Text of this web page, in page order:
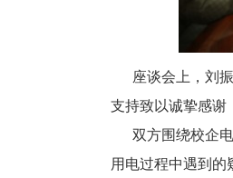
座谈会上，刘振
支持致以诚挚感谢
双方围绕校企电
用电过程中遇到的